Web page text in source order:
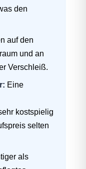
den
auf den
und an
Verschleiß.
Eine
kostspielig
selten
als